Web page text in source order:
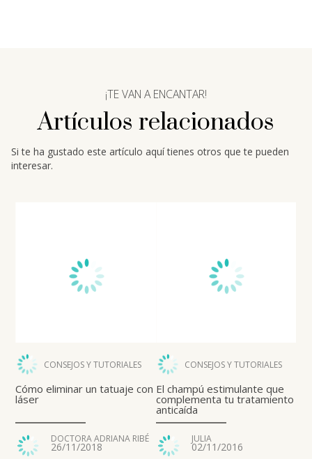
¡TE VAN A ENCANTAR!
Artículos relacionados
Si te ha gustado este artículo aquí tienes otros que te pueden
interesar.
CONSEJOS Y TUTORIALES
Cómo eliminar un tatuaje con
láser
DOCTORA ADRIANA RIBÉ
26/11/2018
CONSEJOS Y TUTORIALES
El champú estimulante que
complementa tu tratamiento
anticaída
JULIA
02/11/2016